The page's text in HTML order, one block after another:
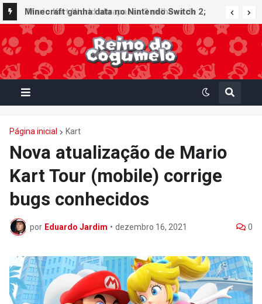
Minecraft ganha data no Nintendo Switch 2;
Super Mario Mash-Up receberá atualização
gráfica exclusiva
Página inicial Kart
Nova atualização de Mario
Kart Tour (mobile) corrige
bugs conhecidos
por Eduardo Jardim • dezembro 16, 2021 0